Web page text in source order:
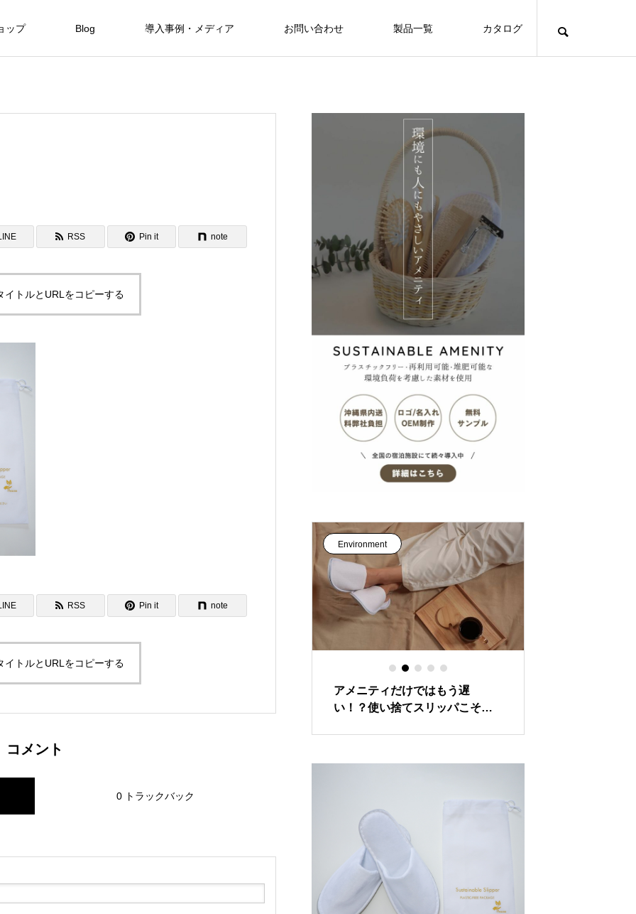
ップ Blog 導入事例・メディア お問い合わせ 製品一覧 カタログ
06
美しい東シナ海と緑に魅せられたOKINAWA
FEATURE
保護中: 🌱 お客様が使った竹アメニティが、
農家の土を育てる
沖縄随一の伝統と格式を誇る沖縄ハーバ
Hotels
限定3室のみのオーベルジュ 赤湯温泉
Hotels
山と海に囲まれた自然あふれるコンドミ
ニアムホテル土花土花（ドカドカ）沖
縄・恩納村
RSS Pin it note
イトルとURLをコピーする
RSS Pin it note
イトルとURLをコピーする
コメント
0 トラックバック
Environment
アメニティだけではもう遅
い！？使い捨てスリッパこそ環